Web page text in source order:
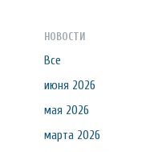
НОВОСТИ
Все
июня 2026
мая 2026
марта 2026